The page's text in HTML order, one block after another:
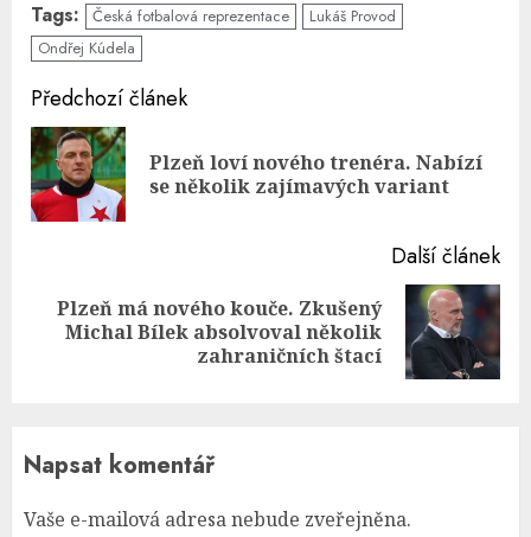
Tags: Česká fotbalová reprezentace
Lukáš Provod
Ondřej Kúdela
Continue
Reading
Předchozí článek
Plzeň loví nového trenéra. Nabízí
se několik zajímavých variant
Další článek
Next
Plzeň má nového kouče. Zkušený
Michal Bílek absolvoval několik
zahraničních štací
Napsat komentář
Vaše e-mailová adresa nebude zveřejněna.